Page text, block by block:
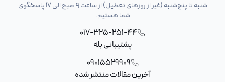
شنبه تا پنج‌شنبه (غیر از روزهای تعطیل) از ساعت 9 صبح الی 17 پاسخگوی
شما هستیم.
017-325-251-44
پشتیبانی بله
09015529909
آخرین مقالات منتشر شده